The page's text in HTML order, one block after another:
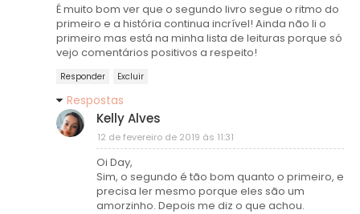
É muito bom ver que o segundo livro segue o ritmo do
primeiro e a história continua incrível! Ainda não li o
primeiro mas está na minha lista de leituras porque só
vejo comentários positivos a respeito!
Responder Excluir
Respostas
Kelly Alves
12 de fevereiro de 2019 às 11:31
Oi Day,
Sim, o segundo é tão bom quanto o primeiro, e
precisa ler mesmo porque eles são um
amorzinho. Depois me diz o que achou.